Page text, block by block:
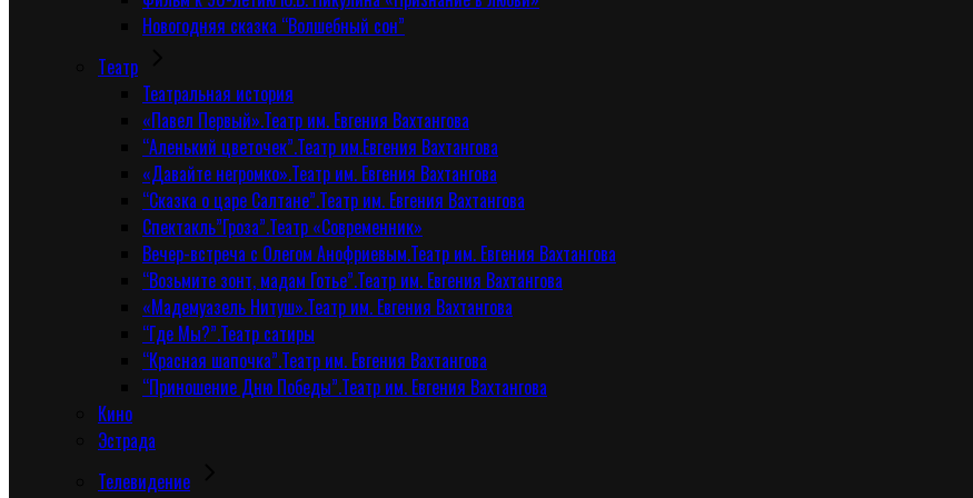
Новогодняя сказка “Волшебный сон”
Tеатр
Театральная история
«Павел Первый».Театр им. Евгения Вахтангова
“Аленький цветочек”.Театр им.Евгения Вахтангова
«Давайте негромко».Театр им. Евгения Вахтангова
“Сказка о царе Салтане”.Театр им. Евгения Вахтангова
Спектакль”Гроза”.Театр «Современник»
Вечер-встреча с Олегом Анофриевым.Театр им. Евгения Вахтангова
“Возьмите зонт, мадам Готье”.Театр им. Евгения Вахтангова
«Мадемуазель Нитуш».Театр им. Евгения Вахтангова
“Где Мы?”.Театр сатиры
“Красная шапочка”.Театр им. Евгения Вахтангова
“Приношение Дню Победы”.Театр им. Евгения Вахтангова
Кино
Эстрада
Телевидение